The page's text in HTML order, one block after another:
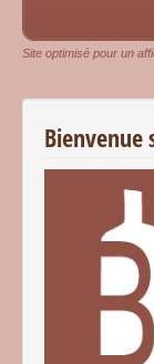
Site optimisé pour un
Bienvenue